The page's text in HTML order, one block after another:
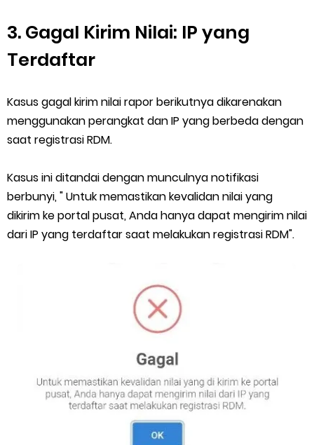
3. Gagal Kirim Nilai: IP yang
Terdaftar
Kasus gagal kirim nilai rapor berikutnya dikarenakan
menggunakan perangkat dan IP yang berbeda dengan
saat registrasi RDM.
Kasus ini ditandai dengan munculnya notifikasi
berbunyi, " Untuk memastikan kevalidan nilai yang
dikirim ke portal pusat, Anda hanya dapat mengirim nilai
dari IP yang terdaftar saat melakukan registrasi RDM".